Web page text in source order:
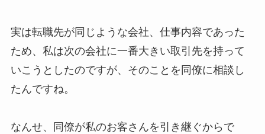
実は転職先が同じような会社、仕事内容であった
ため、私は次の会社に一番大きい取引先を持って
いこうとしたのですが、そのことを同僚に相談し
たんですね。
なんせ、同僚が私のお客さんを引き継ぐからで